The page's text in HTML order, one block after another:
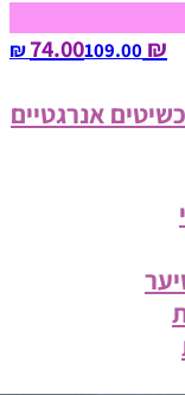
₪ 74.00
109.00‏ ₪
אנרגטיים